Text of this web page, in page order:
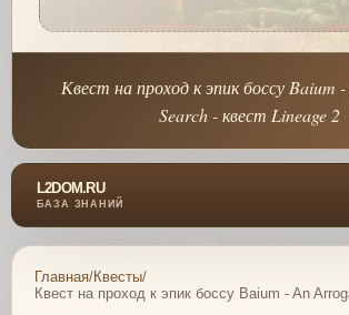
Квест на проход к эпик боссу Baium
Search - квест Lineage 2
L2DOM.RU
БАЗА ЗНАНИЙ
Главная/Квесты/
Квест на проход к эпик боссу Baium - An